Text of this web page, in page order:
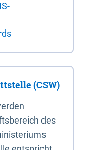
(CSW)
des